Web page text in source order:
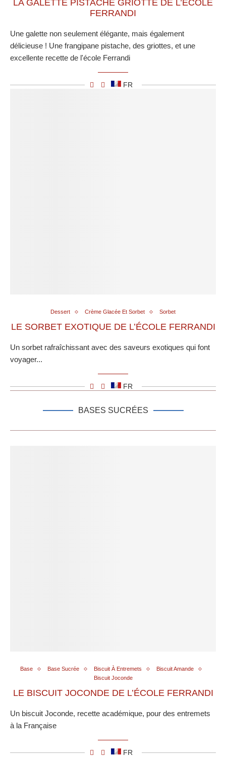
LA GALETTE PISTACHE GRIOTTE DE L’ÉCOLE
FERRANDI
Une galette non seulement élégante, mais également
délicieuse ! Une frangipane pistache, des griottes, et une
excellente recette de l'école Ferrandi
FR
Dessert Crème Glacée Et Sorbet Sorbet
LE SORBET EXOTIQUE DE L’ÉCOLE FERRANDI
Un sorbet rafraîchissant avec des saveurs exotiques qui font
voyager...
FR
BASES SUCRÉES
Base Base Sucrée Biscuit À Entremets
Biscuit Amande
Biscuit Joconde
LE BISCUIT JOCONDE DE L’ÉCOLE FERRANDI
Un biscuit Joconde, recette académique, pour des entremets
à la Française
FR